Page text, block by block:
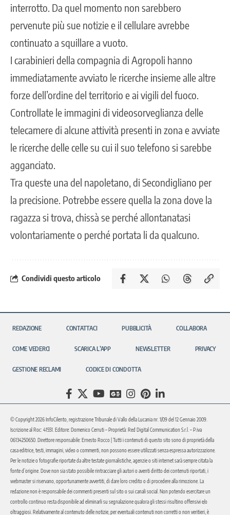
interrotto. Da quel momento non sarebbero
pervenute più sue notizie e il cellulare avrebbe
continuato a squillare a vuoto.
I carabinieri della compagnia di Agropoli hanno
immediatamente avviato le ricerche insieme alle altre
forze dell’ordine del territorio e ai vigili del fuoco.
Controllate le immagini di videosorveglianza delle
telecamere di alcune attività presenti in zona e avviate
le ricerche delle celle su cui il suo telefono si sarebbe
agganciato.
Tra queste una del napoletano, di Secondigliano per
la precisione. Potrebbe essere quella la zona dove la
ragazza si trova, chissà se perché allontanatasi
volontariamente o perché portata li da qualcuno.
Condividi questo articolo
REDAZIONE CONTATTACI PUBBLICITÀ COLLABORA
COME VEDERCI SCARICA L’APP NEWSLETTER PRIVACY
GESTIONE RECLAMI CODICE DI CONDOTTA
© Copyright 2026 InfoCilento, registrazione Tribunale di Vallo della Lucania nr. 1/09 del 12 Gennaio 2009.
Iscrizione al Roc: 41551. Editore: Domenico Cerruti – Proprietà: Red Digital Communication S.r.l. – P.iva
06134250650. Direttore responsabile: Ernesto Rocco | Tutti i contenuti di questo sito sono di proprietà della
casa editrice, testi, immagini, video o commenti, non possono essere utilizzati senza espressa autorizzazione.
Per le notizie o fotografie riportate da altre testate giornalistiche, agenzie o siti internet sarà sempre citata la
fonte d’origine. Dove non sia stato possibile rintracciare gli autori o aventi diritto dei contenuti riportati, i
webmaster si riservano, opportunamente avvertiti, di dare loro credito o di procedere alla rimozione. La
redazione non è responsabile dei commenti presenti sul sito o sui canali social. Non potendo esercitare un
controllo continuo resta disponibile ad eliminarli su segnalazione qualora gli stessi risultino offensivi e/o
oltraggiosi. Relativamente al contenuto delle notizie, per eventuali contenuti non corretti o non veritieri, è